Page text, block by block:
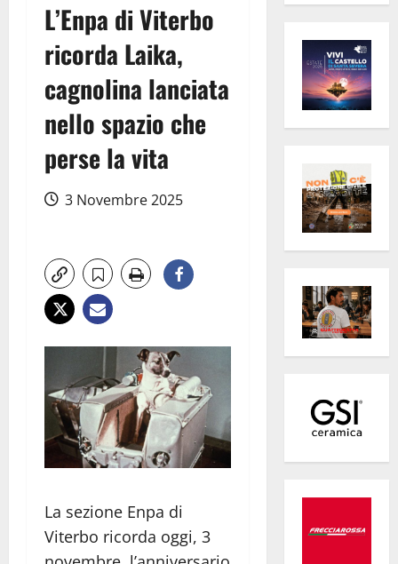
L’Enpa di Viterbo
ricorda Laika,
cagnolina lanciata
nello spazio che
perse la vita
3 Novembre 2025
La sezione Enpa di
Viterbo ricorda oggi, 3